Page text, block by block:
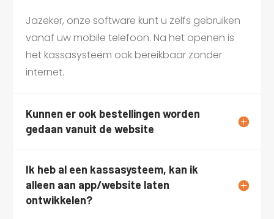
Jazeker, onze software kunt u zelfs gebruiken
vanaf uw mobile telefoon. Na het openen is
het kassasysteem ook bereikbaar zonder
internet.
Kunnen er ook bestellingen worden
gedaan vanuit de website
Ik heb al een kassasysteem, kan ik
alleen aan app/website laten
ontwikkelen?